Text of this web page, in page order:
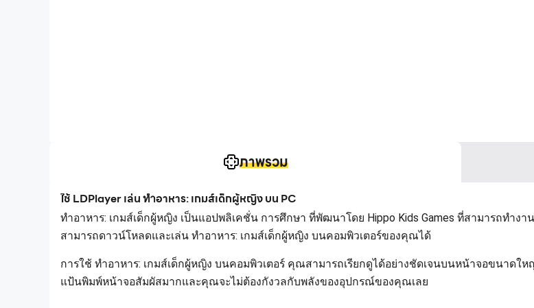
ภาพรวม
ใช้ LDPlayer เล่น ทำอาหาร: เกมส์เด็กผู้หญิง บน PC
ทำอาหาร: เกมส์เด็กผู้หญิง เป็นแอปพลิเคชั่น การศึกษา ที่พัฒนาโดย Hippo Kids Games ที่สามารถทำ
สามารถดาวน์โหลดและเล่น ทำอาหาร: เกมส์เด็กผู้หญิง บนคอมพิวเตอร์ของคุณได้
การใช้ ทำอาหาร: เกมส์เด็กผู้หญิง บนคอมพิวเตอร์ คุณสามารถเรียกดูได้อย่างชัดเจนบนหน้าจอขนาด
แป้นพิมพ์หน้าจอสัมผัสมากและคุณจะไม่ต้องกังวลกับพลังของอุปกรณ์ของคุณเลย